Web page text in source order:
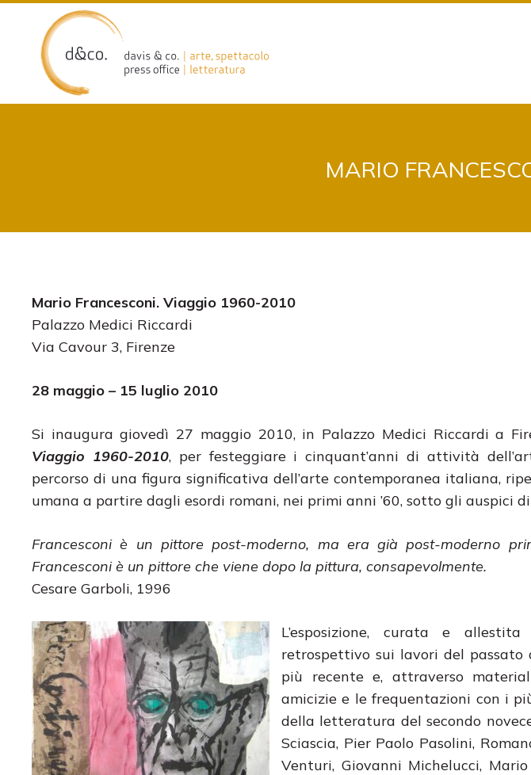
content
MARIO
Mario Francesconi. Viaggio 1960-2010
Palazzo Medici Riccardi
Via Cavour 3, Firenze
28 maggio – 15 luglio 2010
Si inaugura giovedì 27 maggio 2010, in Palazzo Medici Riccardi a
Viaggio 1960-2010, per festeggiare i cinquant’anni di attività
percorso di una figura significativa dell’arte contemporanea italiana,
umana a partire dagli esordi romani, nei primi anni ’60, sotto gli auspici
Francesconi è un pittore post-moderno, ma era già post-moderno
Francesconi è un pittore che viene dopo la pittura, consapevolmente.
Cesare Garboli, 1996
L’esposizione, curata e
retrospettivo sui lavori del passato
più recente e, attraverso
amicizie e le frequentazioni con i
della letteratura del secondo
Sciascia, Pier Paolo Pasolini,
Venturi, Giovanni Michelucci,